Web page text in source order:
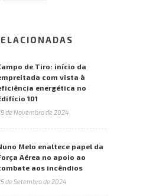
de Tiro: início da
com vista à
energética no
101
de Novembro de 2024
Melo enaltece papel da
Aérea no apoio ao
aos incêndios
de Setembro de 2024